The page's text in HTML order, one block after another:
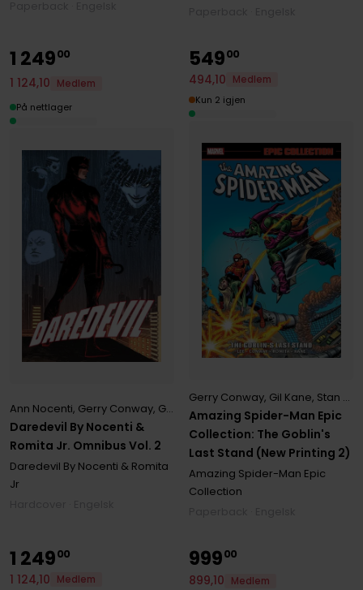
Daredevil By Nocenti &
Romita Jr. Omnibus Vol. 2
Ann Nocenti, Gerry Conway, Gregory Wright
Daredevil By Nocenti & Romita
Jr
1 24900
1 124,10
Medlem
På nettlager
Amazing Spider-Man Epic
Collection: The Goblin's
Last Stand (New Printing 2)
Gerry Conway, Gil Kane, Stan Lee
Amazing Spider-Man Epic
Collection
54900
494,10
Medlem
Kun 2 igjen
1 24900
1 124,10
Medlem
99900
899,10
Medlem